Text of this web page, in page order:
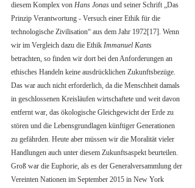
diesem Komplex von Hans Jonas und seiner Schrift „Das
Prinzip Verantwortung - Versuch einer Ethik für die
technologische Zivilisation“ aus dem Jahr 1972[17]. Wenn
wir im Vergleich dazu die Ethik Immanuel Kants
betrachten, so finden wir dort bei den Anforderungen an
ethisches Handeln keine ausdrücklichen Zukunftsbezüge.
Das war auch nicht erforderlich, da die Menschheit damals
in geschlossenen Kreisläufen wirtschaftete und weit davon
entfernt war, das ökologische Gleichgewicht der Erde zu
stören und die Lebensgrundlagen künftiger Generationen
zu gefährden. Heute aber müssen wir die Moralität vieler
Handlungen auch unter diesem Zukunftsaspekt beurteilen.
Groß war die Euphorie, als es der Generalversammlung der
Vereinten Nationen im September 2015 in New York